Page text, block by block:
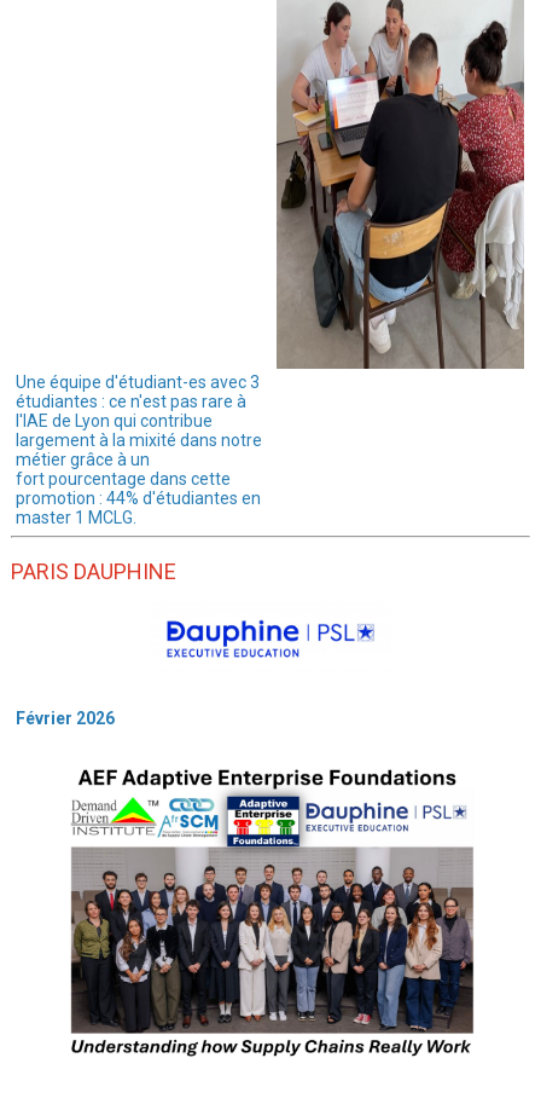
Une équipe d'étudiant-es avec 3
étudiantes : ce n'est pas rare à
l'IAE de Lyon qui contribue
largement à la mixité dans notre
métier grâce à un
fort pourcentage dans cette
promotion : 44% d'étudiantes en
master 1 MCLG.
PARIS DAUPHINE
Février 2026